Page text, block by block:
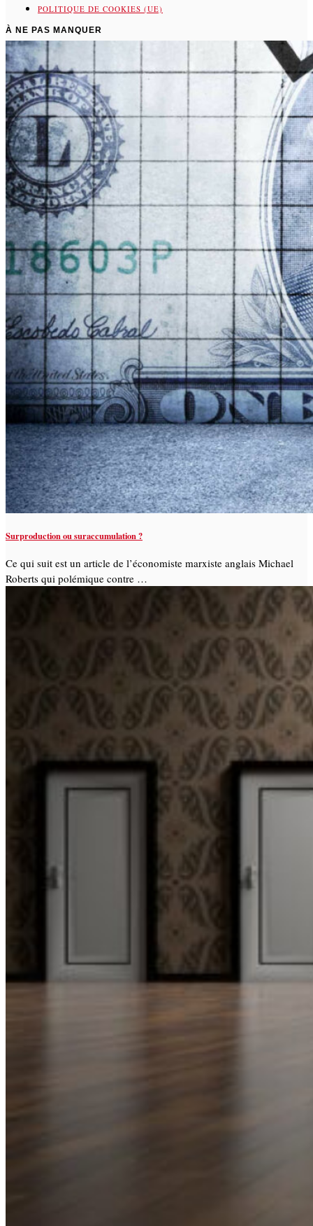
POLITIQUE DE COOKIES (UE)
À NE PAS MANQUER
Surproduction ou suraccumulation ?
Ce qui suit est un article de l’économiste marxiste anglais Michael
Roberts qui polémique contre …